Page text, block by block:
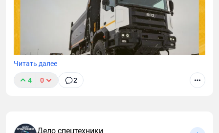
Участник выставки-форума Eurasian Construction
Читать далее
4 0 2
Дело спецтехники